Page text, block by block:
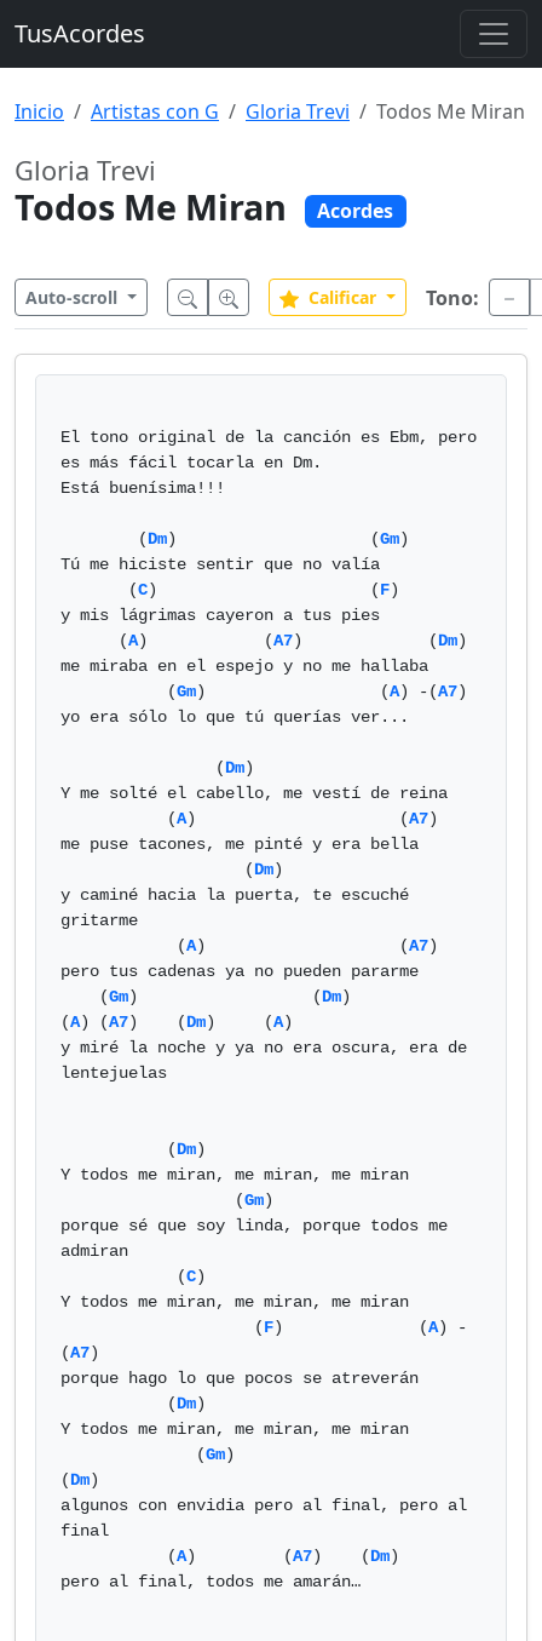
TusAcordes
Inicio Artistas con G Gloria Trevi Todos Me Miran
Gloria Trevi
Todos Me Miran Acordes
Auto-scroll Calificar Tono:
El tono original de la canción es Ebm, pero
es más fácil tocarla en Dm.
Está buenísima!!!
        (
Dm)                    (Gm)
Tú me hiciste sentir que no valía
       (
C)                      (F)
y mis lágrimas cayeron a tus pies
      (
A)            (A7)             (Dm)
me miraba en el espejo y no me hallaba
           (
Gm)                  (A) -(A7)
yo era sólo lo que tú querías ver...
                (
Dm)
Y me solté el cabello, me vestí de reina
           (
A)                     (A7)
me puse tacones, me pinté y era bella
                   (
Dm)
y caminé hacia la puerta, te escuché
gritarme
            (
A)                    (A7)
pero tus cadenas ya no pueden pararme
    (
Gm)                  (Dm)
(A) (A7)    (Dm)     (A)
y miré la noche y ya no era oscura, era de
lentejuelas
           (
Dm)
Y todos me miran, me miran, me miran
                  (
Gm)
porque sé que soy linda, porque todos me
admiran
            (
C)
Y todos me miran, me miran, me miran
                    (
F)              (A) -
(A7)
porque hago lo que pocos se atreverán
           (
Dm)
Y todos me miran, me miran, me miran
              (
Gm)
(Dm)
algunos con envidia pero al final, pero al
final
           (
A)         (A7)    (Dm)
pero al final, todos me amarán…